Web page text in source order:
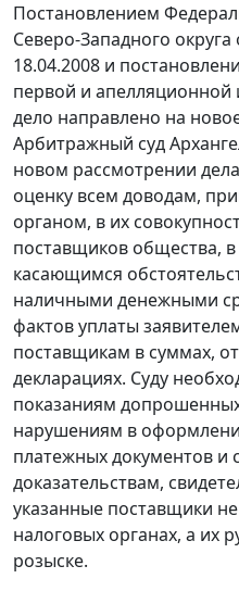
Постановлением
Северо-Западного
18.04.2008 и
первой и
дело направлено на
Арбитражный суд
новом рассмотрении
оценку всем доводам,
органом, в их
поставщиков общества,
касающимся
наличными денежными
фактов уплаты
поставщикам в суммах,
декларациях. Суду
показаниям
нарушениям в
платежных документов и
доказательствам,
указанные поставщики
налоговых органах, а их
розыске.